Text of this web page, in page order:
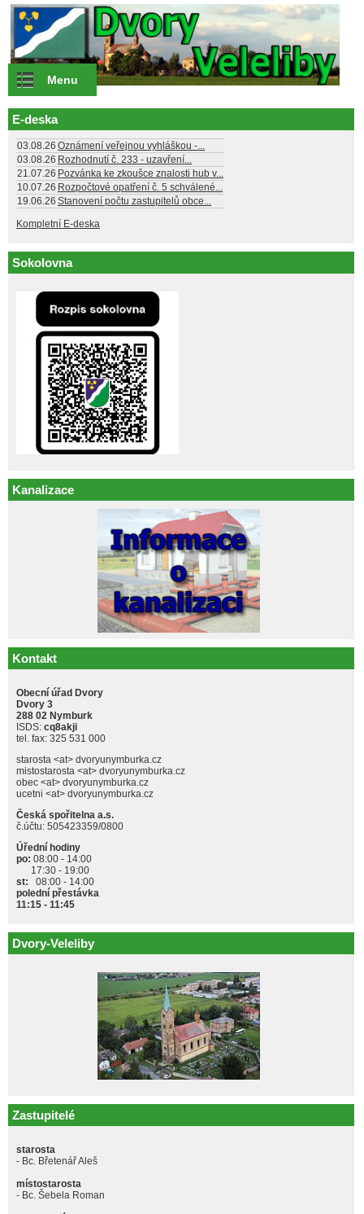
Přejít k hlavnímu obsahu
Menu
E-deska
03.08.26 Oznámení veřejnou vyhláškou -...
03.08.26 Rozhodnutí č. 233 - uzavření...
21.07.26 Pozvánka ke zkoušce znalosti hub v...
10.07.26 Rozpočtové opatření č. 5 schválené...
19.06.26 Stanovení počtu zastupitelů obce...
Kompletní E-deska
Sokolovna
Kanalizace
Kontakt
Obecní úřad Dvory
Dvory 3
288 02 Nymburk
ISDS: cq8akji
tel. fax: 325 531 000
starosta <at> dvoryunymburka.cz
mistostarosta <at> dvoryunymburka.cz
obec <at> dvoryunymburka.cz
ucetni <at> dvoryunymburka.cz
Česká spořitelna a.s.
č.účtu: 505423359/0800
Úřední hodiny
po: 08:00 - 14:00
17:30 - 19:00
st: 08:00 - 14:00
polední přestávka
11:15 - 11:45
Dvory-Veleliby
Zastupitelé
starosta
- Bc. Břetenář Aleš
místostarosta
- Bc. Šebela Roman